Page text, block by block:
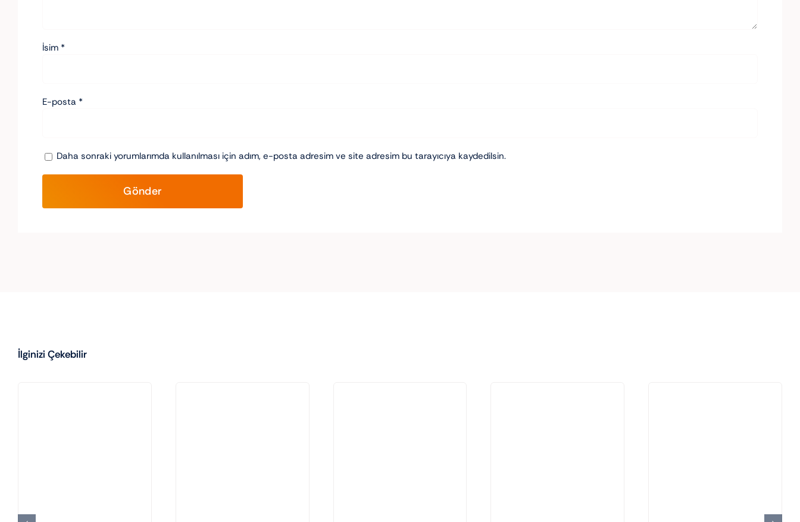
İsim *
E-posta *
Daha sonraki yorumlarımda kullanılması için adım, e-posta adresim ve site adresim bu tarayıcıya kaydedilsin.
İlginizi Çekebilir